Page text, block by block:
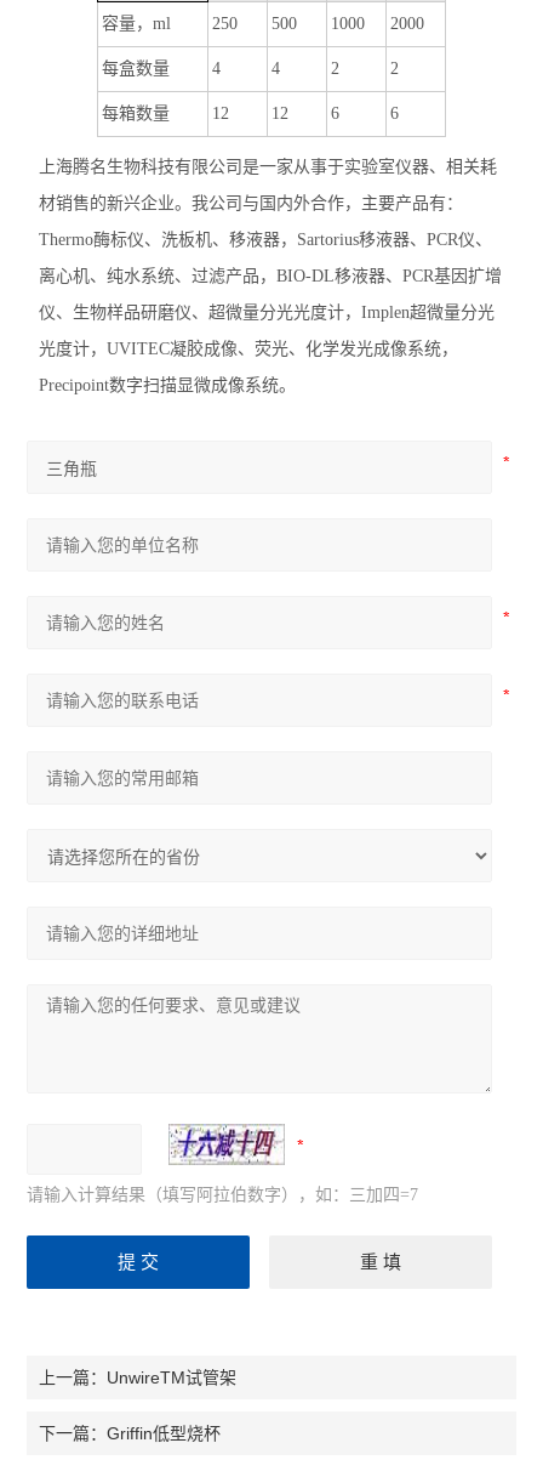
容量， ml 250 500 1000 2000
每盒数量 4 4 2 2
每箱数量 12 12 6 6
上海腾名生物科技有限公司是一家从事于实验室仪器、相关耗
材销售的新兴企业。我公司与国内外合作，主要产品有：
Thermo酶标仪、洗板机、移液器，Sartorius移液器、PCR仪、
离心机、纯水系统、过滤产品，BIO-DL移液器、PCR基因扩增
仪、生物样品研磨仪、超微量分光光度计，Implen超微量分光
光度计，UVITEC凝胶成像、荧光、化学发光成像系统，
Precipoint数字扫描显微成像系统。
请输入计算结果（填写阿拉伯数字），如：三加四=7
上一篇： UnwireTM试管架
下一篇：Griffin低型烧杯